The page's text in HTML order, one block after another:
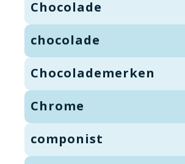
Chocolade
chocolade
Chocolademerken
Chrome
componist